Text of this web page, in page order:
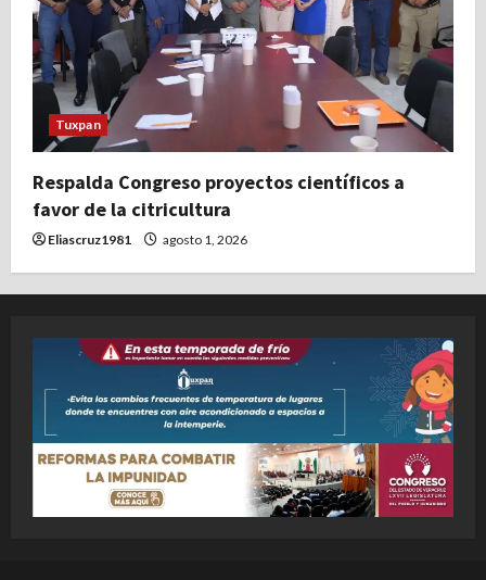
Tuxpan
Respalda Congreso proyectos científicos a
favor de la citricultura
Eliascruz1981 agosto 1, 2026